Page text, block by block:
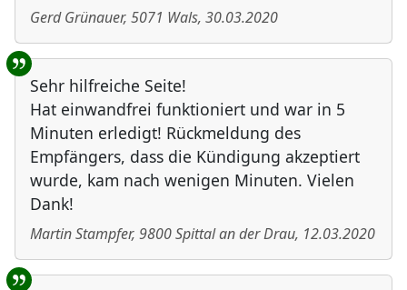
Gerd Grünauer, 5071 Wals, 30.03.2020
Sehr hilfreiche Seite!
Hat einwandfrei funktioniert und war in 5
Minuten erledigt! Rückmeldung des
Empfängers, dass die Kündigung akzeptiert
wurde, kam nach wenigen Minuten. Vielen
Dank!
Martin Stampfer, 9800Spittal an der Drau, 12.03.2020